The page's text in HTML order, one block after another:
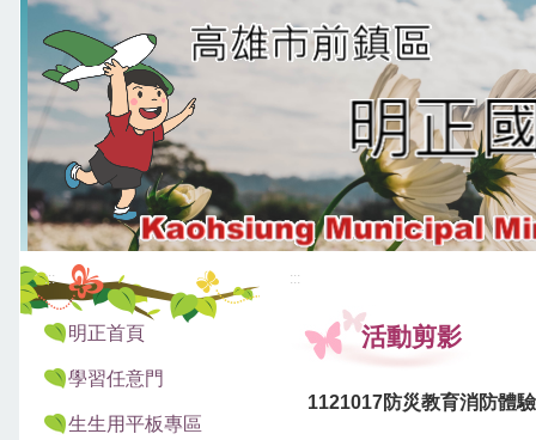
:::
明正首頁
學習任意門
生生用平板專區
:::
活動剪影
1121017防災教育消防體驗